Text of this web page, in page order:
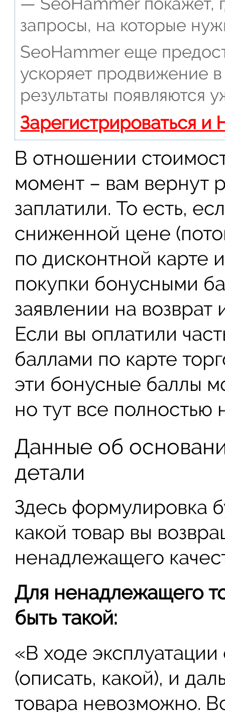
запросы, на которые
SeoHammer еще
ускоряет продвижение
результаты появляются
Зарегистрироваться и
В отношении
момент – вам вернут
заплатили. То есть,
сниженной цене
по дисконтной карте
покупки бонусными
заявлении на
Если вы оплатили
баллами по карте
эти бонусные баллы
но тут все полностью
Данные об
детали
Здесь формулировка
какой товар вы
ненадлежащего
Для ненадлежащего
быть такой:
«В ходе
(описать, какой), и
товара невозможно.